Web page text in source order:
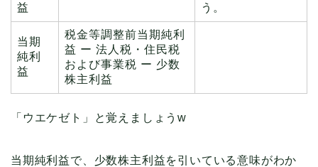
益
う。
当期
純利
益
税金等調整前当期純利
益 ー 法人税・住民税
および事業税 ー 少数
株主利益
「ウエケゼト」と覚えましょうw
当期純利益で、少数株主利益を引いている意味がわか